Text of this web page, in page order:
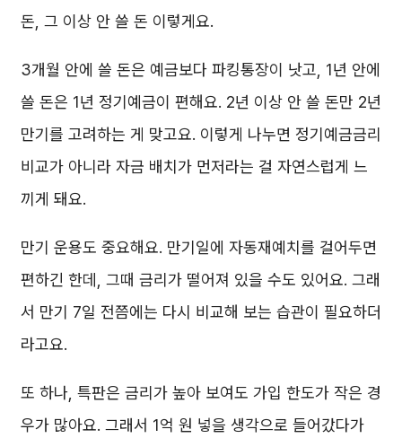
돈, 그 이상 안 쓸 돈 이렇게요.
3개월 안에 쓸 돈은 예금보다 파킹통장이 낫고, 1년 안에
쓸 돈은 1년 정기예금이 편해요. 2년 이상 안 쓸 돈만 2년
만기를 고려하는 게 맞고요. 이렇게 나누면 정기예금금리
비교가 아니라 자금 배치가 먼저라는 걸 자연스럽게 느
끼게 돼요.
만기 운용도 중요해요. 만기일에 자동재예치를 걸어두면
편하긴 한데, 그때 금리가 떨어져 있을 수도 있어요. 그래
서 만기 7일 전쯤에는 다시 비교해 보는 습관이 필요하더
라고요.
또 하나, 특판은 금리가 높아 보여도 가입 한도가 작은 경
우가 많아요. 그래서 1억 원 넣을 생각으로 들어갔다가